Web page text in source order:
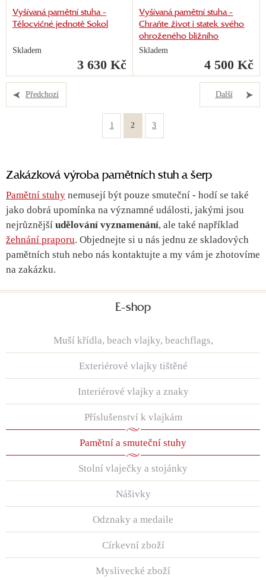
Vyšívaná pamětní stuha -
Tělocvičné jednotě Sokol
Skladem
3 630 Kč
Vyšívaná pamětní stuha -
Chraňte život i statek svého
ohroženého bližního
Skladem
4 500 Kč
Předchozí
1 2 3
Další
Zakázková výroba pamětních stuh a šerp
Pamětní stuhy nemusejí být pouze smuteční - hodí se také
jako dobrá upomínka na významné události, jakými jsou
nejrůznější udělování vyznamenání, ale také například
žehnání praporu. Objednejte si u nás jednu ze skladových
pamětních stuh nebo nás kontaktujte a my vám je zhotovíme
na zakázku.
E-shop
Muší křídla, beach vlajky, beachflags,
Exteriérové vlajky tištěné
Interiérové vlajky a znaky
Příslušenství k vlajkám
Pamětní a smuteční stuhy
Stolní vlaječky a stojánky
Nášivky
Odznaky a medaile
Církevní zboží
Myslivecké zboží